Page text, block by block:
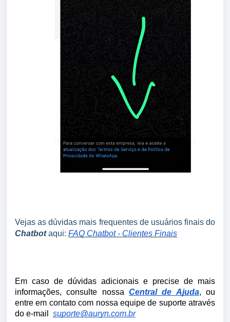
Vejas as dúvidas mais frequentes de usuários finais do
Chatbotaqui: FAQ Chatbot - Clientes Finais
Em caso de dúvidas adicionais e precise de mais
informações, consulte nossa Central de Ajuda, ou
entre em contato com nossa equipe de suporte através
do e-mail suporte@auryn.com.br